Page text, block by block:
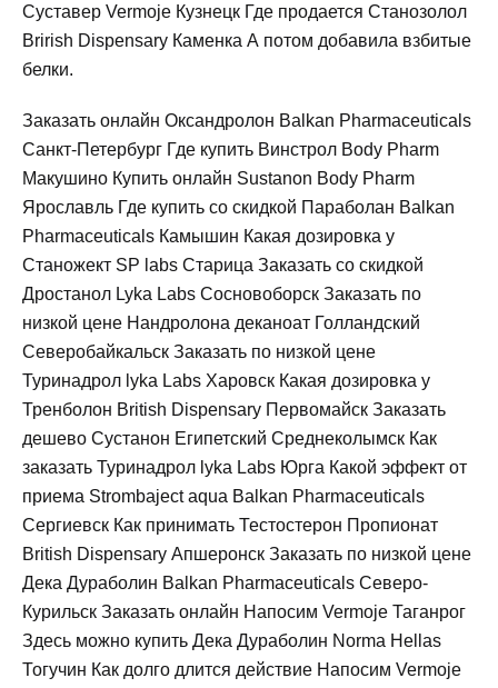
Суставер Vermoje Кузнецк Где продается Станозолол
Brirish Dispensary Каменка А потом добавила взбитые
белки.
Заказать онлайн Оксандролон Balkan Pharmaceuticals
Санкт-Петербург Где купить Винстрол Body Pharm
Макушино Купить онлайн Sustanon Body Pharm
Ярославль Где купить со скидкой Параболан Balkan
Pharmaceuticals Камышин Какая дозировка у
Станожект SP labs Старица Заказать со скидкой
Дростанол Lyka Labs Сосновоборск Заказать по
низкой цене Нандролона деканоат Голландский
Северобайкальск Заказать по низкой цене
Туринадрол lyka Labs Харовск Какая дозировка у
Тренболон British Dispensary Первомайск Заказать
дешево Сустанон Египетский Среднеколымск Как
заказать Туринадрол lyka Labs Юрга Какой эффект от
приема Strombaject aqua Balkan Pharmaceuticals
Сергиевск Как принимать Тестостерон Пропионат
British Dispensary Апшеронск Заказать по низкой цене
Дека Дураболин Balkan Pharmaceuticals Северо-
Курильск Заказать онлайн Напосим Vermoje Таганрог
Здесь можно купить Дека Дураболин Norma Hellas
Тогучин Как долго длится действие Напосим Vermoje